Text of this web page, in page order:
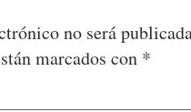
no será
marcados con *